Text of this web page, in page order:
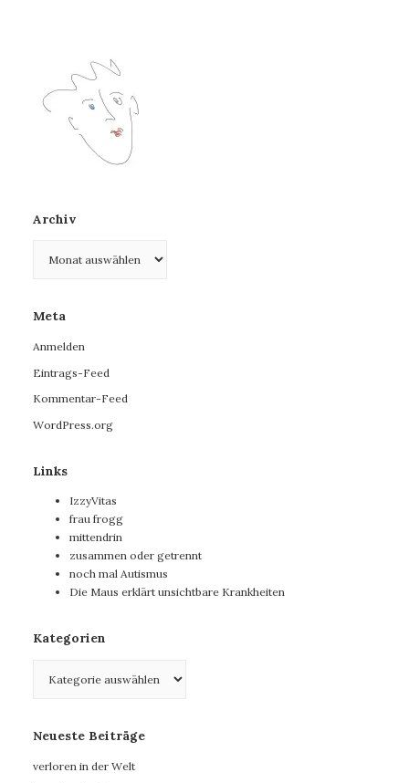
Archiv
Meta
Anmelden
Eintrags-Feed
Kommentar-Feed
WordPress.org
Links
IzzyVitas
frau frogg
mittendrin
zusammen oder getrennt
noch mal Autismus
Die Maus erklärt unsichtbare Krankheiten
Kategorien
Neueste Beiträge
verloren in der Welt